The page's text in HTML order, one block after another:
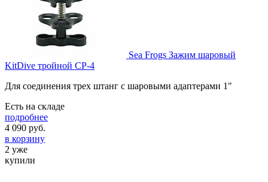
Sea Frogs Зажим шаровый
KitDive тройной CP-4
Для соединения трех штанг с шаровыми адаптерами 1"
Есть на складе
подробнее
4 090 руб.
в корзину
2 уже
купили